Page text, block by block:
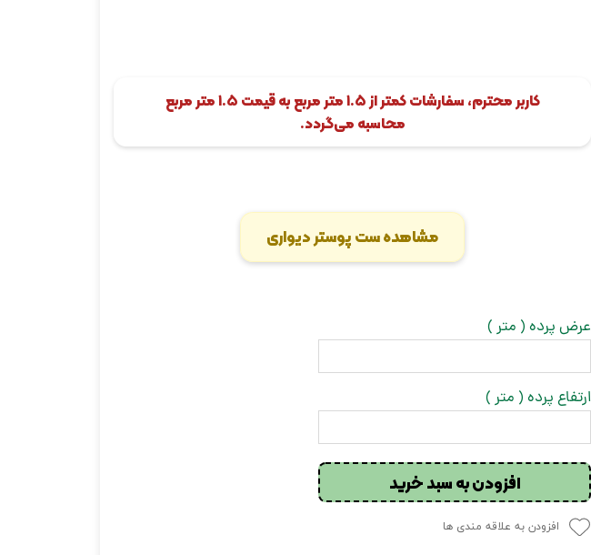
کاربر محترم، سفارشات کمتر از ۱.۵ متر مربع به قیمت ۱.۵ متر مربع
محاسبه می‌گردد.
مشاهده ست پوستر دیواری
عرض پرده ( متر )
ارتفاع پرده ( متر )
افزودن به سبد خرید
افزودن به علاقه مندی ها